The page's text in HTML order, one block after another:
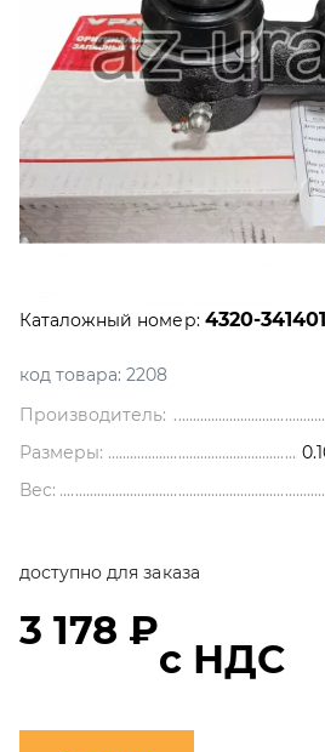
Каталожный номер: 4320-
код товара: 2208
Производитель:
Размеры:
Вес:
доступно для заказа
3 178 ₽
с НДС